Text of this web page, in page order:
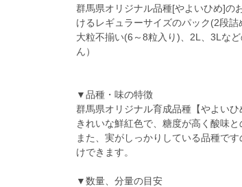
群馬県オリジナル品種[やよいひめ]の
けるレギュラーサイズのパック(2段詰
大粒不揃い(6～8粒入り)、2L、3Lな
ん）
▼品種・味の特徴
群馬県オリジナル育成品種【やよいひ
きれいな鮮紅色で、糖度が高く酸味と
また、実がしっかりしている品種で
けできます。
▼数量、分量の目安